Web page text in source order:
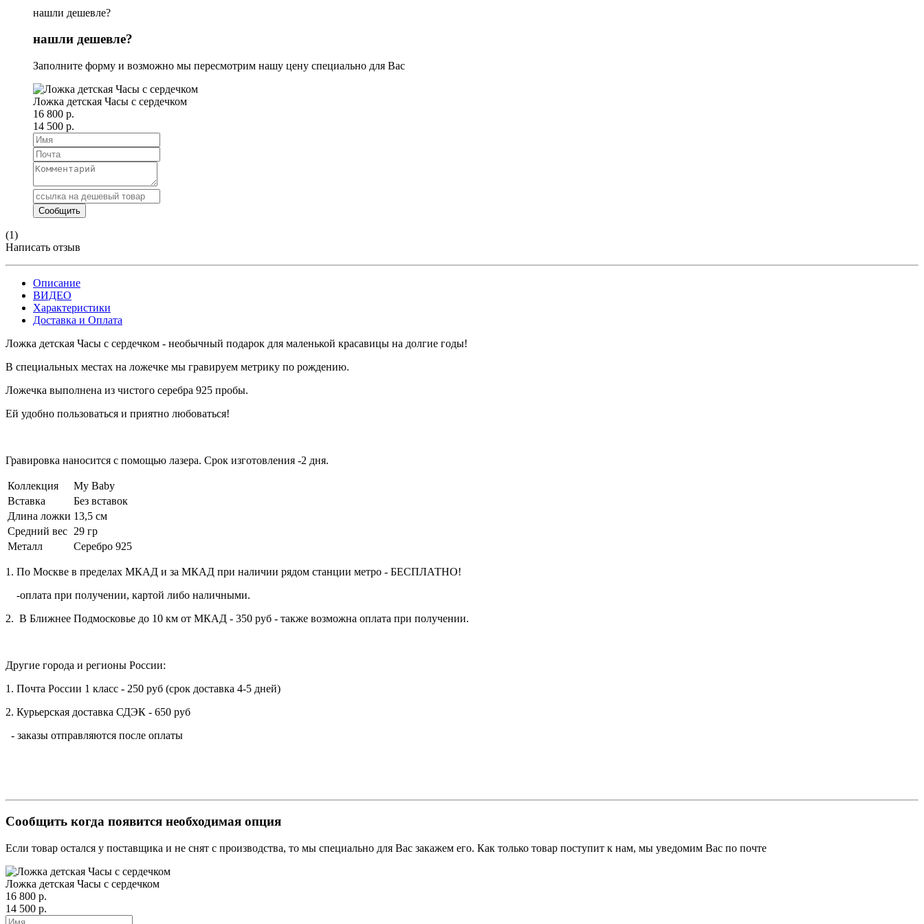
нашли дешевле?
нашли дешевле?
Заполните форму и возможно мы пересмотрим нашу цену специально для Вас
Ложка детская Часы с сердечком
16 800 р.
14 500 р.
(1)
Написать отзыв
Описание
ВИДЕО
Характеристики
Доставка и Оплата
Ложка детская Часы с сердечком - необычный подарок для маленькой красавицы на долгие годы!
В специальных местах на ложечке мы гравируем метрику по рождению.
Ложечка выполнена из чистого серебра 925 пробы.
Ей удобно пользоваться и приятно любоваться!
Гравировка наносится с помощью лазера. Срок изготовления -2 дня.
Коллекция
My Baby
Вставка
Без вставок
Длина ложки 13,5 см
Средний вес 29 гр
Металл
Серебро 925
1. По Москве в пределах МКАД и за МКАД при наличии рядом станции метро - БЕСПЛАТНО!
-оплата при получении, картой либо наличными.
2. В Ближнее Подмосковье до 10 км от МКАД - 350 руб - также возможна оплата при получении.
Другие города и регионы России:
1. Почта России 1 класс - 250 руб (срок доставка 4-5 дней)
2. Курьерская доставка СДЭК - 650 руб
- заказы отправляются после оплаты
Сообщить когда появится необходимая опция
Если товар остался у поставщика и не снят с производства, то мы специально для Вас закажем его. Как только товар поступит к нам, мы уведомим Вас по почте
Ложка детская Часы с сердечком
16 800 р.
14 500 р.